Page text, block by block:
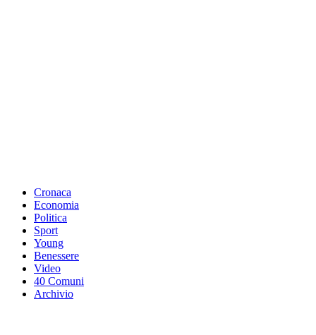
Cronaca
Economia
Politica
Sport
Young
Benessere
Video
40 Comuni
Archivio